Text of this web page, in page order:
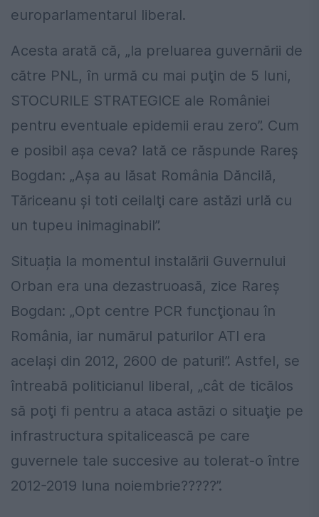
europarlamentarul liberal.
Acesta arată că, „la preluarea guvernării de
către PNL, în urmă cu mai puţin de 5 luni,
STOCURILE STRATEGICE ale României
pentru eventuale epidemii erau zero”. Cum
e posibil așa ceva? Iată ce răspunde Rareș
Bogdan: „Aşa au lăsat România Dăncilă,
Tăriceanu şi toti ceilalţi care astăzi urlă cu
un tupeu inimaginabil”.
Situația la momentul instalării Guvernului
Orban era una dezastruoasă, zice Rareș
Bogdan: „Opt centre PCR funcţionau în
România, iar numărul paturilor ATI era
acelaşi din 2012, 2600 de paturi!”. Astfel, se
întreabă politicianul liberal, „cât de ticălos
să poţi fi pentru a ataca astăzi o situaţie pe
infrastructura spitalicească pe care
guvernele tale succesive au tolerat-o între
2012-2019 luna noiembrie?????”.